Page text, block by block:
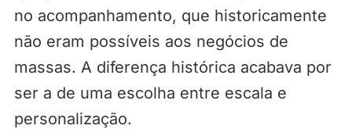
no acompanhamento, que historicamente
não eram possíveis aos negócios de
massas. A diferença histórica acabava por
ser a de uma escolha entre escala e
personalização.